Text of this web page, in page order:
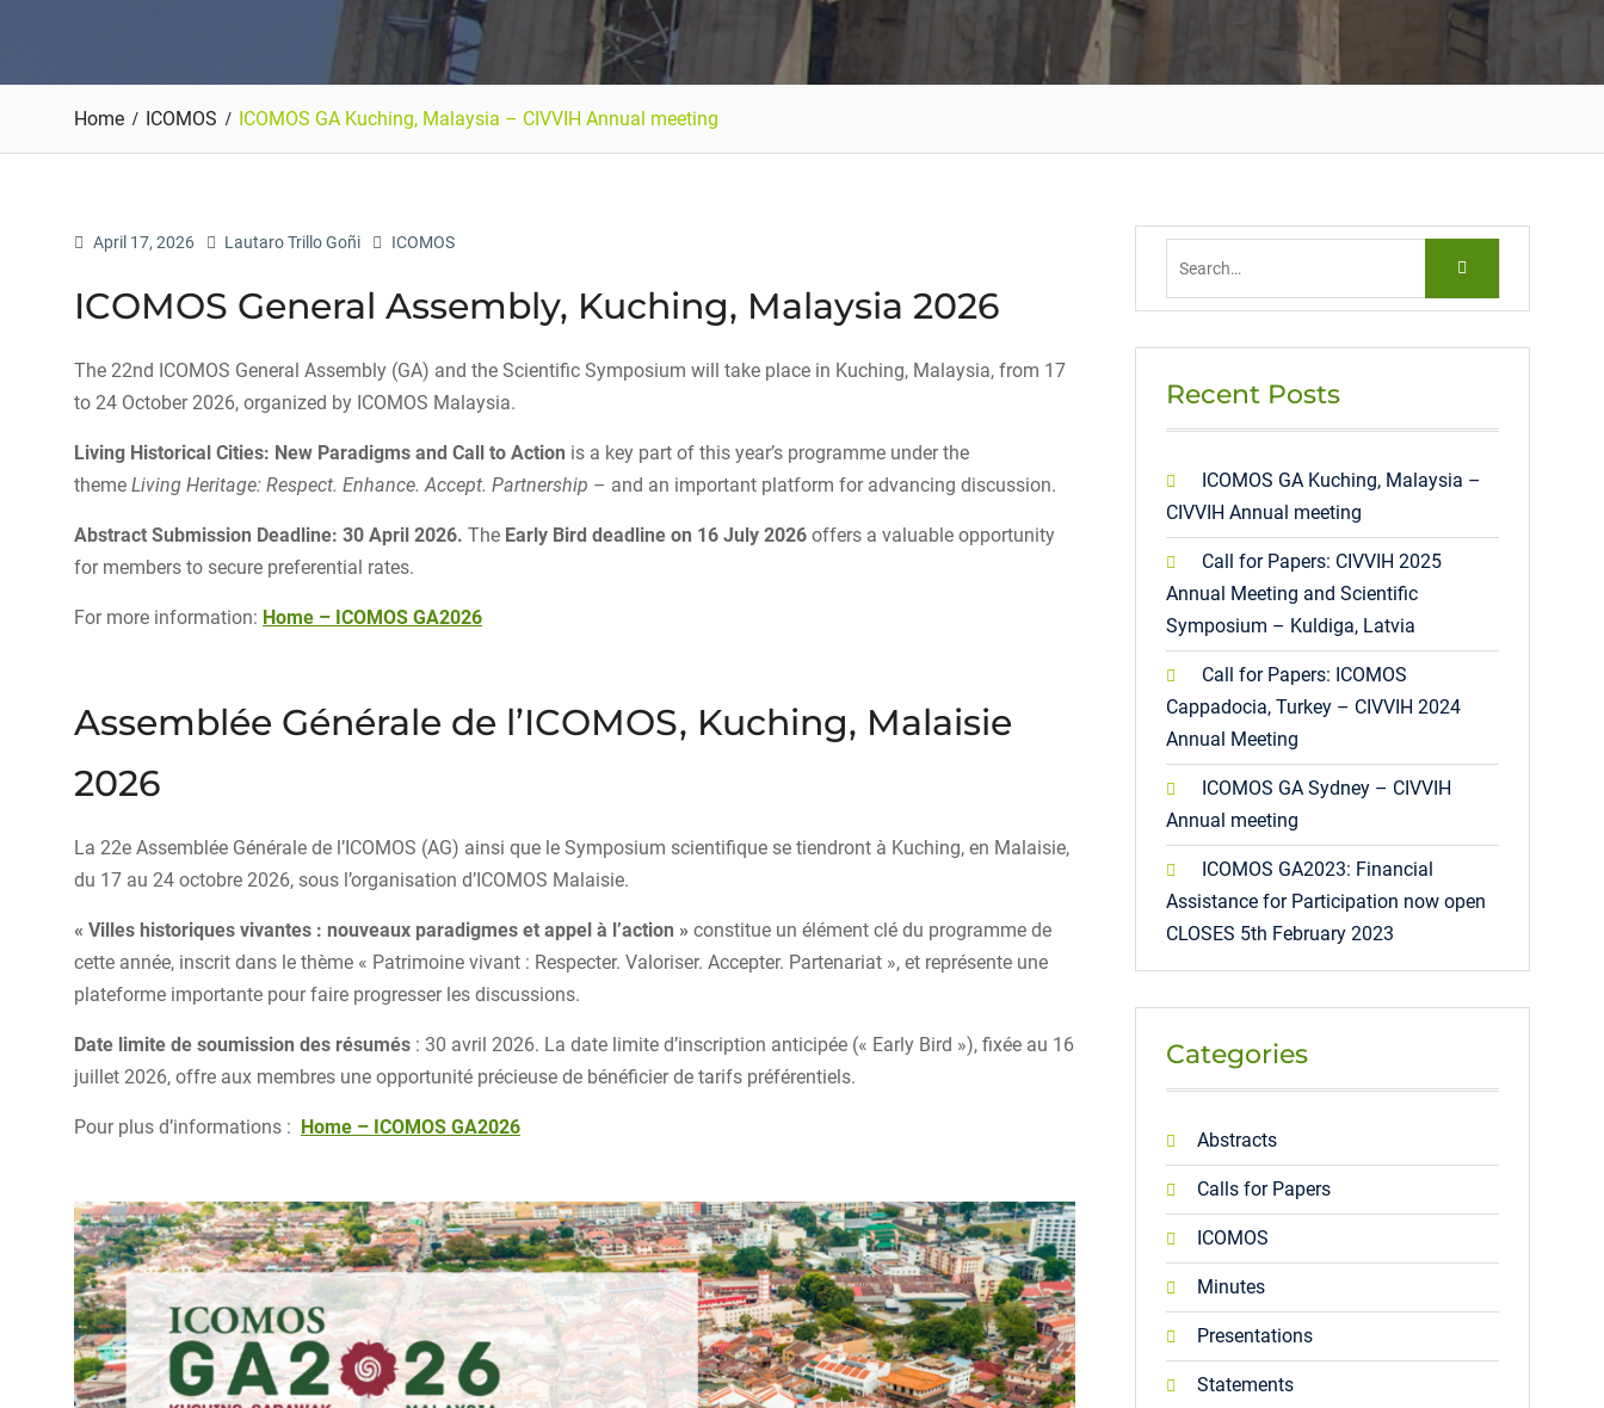
Home ICOMOS ICOMOS GA Kuching, Malaysia – CIVVIH Annual meeting
April 17, 2026 Lautaro Trillo Goñi ICOMOS
ICOMOS General Assembly, Kuching, Malaysia 2026
The 22nd ICOMOS General Assembly (GA) and the Scientific Symposium will take place in Kuching, Malaysia, from 17
to 24 October 2026, organized by ICOMOS Malaysia.
Living Historical Cities: New Paradigms and Call to Action is a key part of this year’s programme under the
theme Living Heritage: Respect. Enhance. Accept. Partnership – and an important platform for advancing discussion.
Abstract Submission Deadline: 30 April 2026. The Early Bird deadline on 16 July 2026 offers a valuable opportunity
for members to secure preferential rates.
For more information: Home – ICOMOS GA2026
Assemblée Générale de l’ICOMOS, Kuching, Malaisie
2026
La 22e Assemblée Générale de l’ICOMOS (AG) ainsi que le Symposium scientifique se tiendront à Kuching, en Malaisie,
du 17 au 24 octobre 2026, sous l’organisation d’ICOMOS Malaisie.
« Villes historiques vivantes : nouveaux paradigmes et appel à l’action » constitue un élément clé du programme de
cette année, inscrit dans le thème « Patrimoine vivant : Respecter. Valoriser. Accepter. Partenariat », et représente une
plateforme importante pour faire progresser les discussions.
Date limite de soumission des résumés : 30 avril 2026. La date limite d’inscription anticipée (« Early Bird »), fixée au 16
juillet 2026, offre aux membres une opportunité précieuse de bénéficier de tarifs préférentiels.
Pour plus d’informations : Home – ICOMOS GA2026
Recent Posts
ICOMOS GA Kuching, Malaysia –
CIVVIH Annual meeting
Call for Papers: CIVVIH 2025
Annual Meeting and Scientific
Symposium – Kuldiga, Latvia
Call for Papers: ICOMOS
Cappadocia, Turkey – CIVVIH 2024
Annual Meeting
ICOMOS GA Sydney – CIVVIH
Annual meeting
ICOMOS GA2023: Financial
Assistance for Participation now open
CLOSES 5th February 2023
Categories
Abstracts
Calls for Papers
ICOMOS
Minutes
Presentations
Statements